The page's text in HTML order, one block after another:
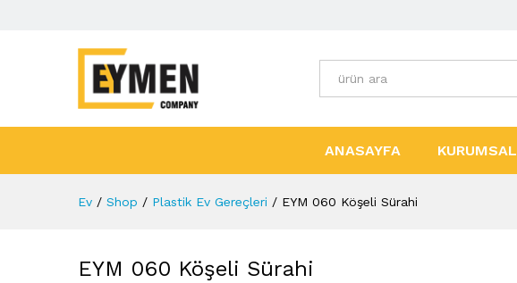
Tüm Kategoriler
ANASAYFA KURUMSAL
Ev / Shop / Plastik Ev Gereçleri / EYM 060 Köşeli Sürahi
EYM 060 Köşeli Sürahi